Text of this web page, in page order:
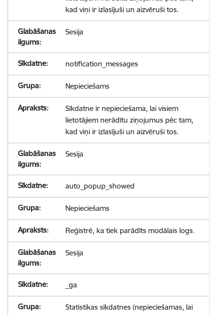
kad viņi ir izlasījuši un aizvēruši tos.
Sesija
notification_messages
Nepieciešams
Sīkdatne ir nepieciešama, lai visiem
lietotājiem nerādītu ziņojumus pēc tam,
kad viņi ir izlasījuši un aizvēruši tos.
Sesija
auto_popup_showed
Nepieciešams
Reģistrē, ka tiek parādīts modālais logs.
Sesija
_ga
Statistikas sīkdatnes (nepieciešamas, lai